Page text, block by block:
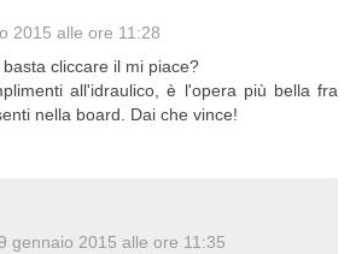
2015 alle ore 11:28
cliccare il mi piace?
all'idraulico, è l'opera più bella fra
nella board. Dai che vince!
9 gennaio 2015 alle ore 11:35